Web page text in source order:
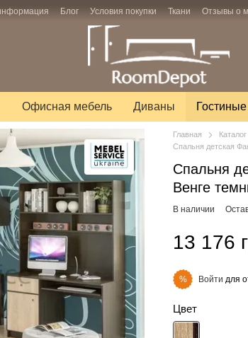
Блог Условия покупки Ткани Отзывы о
Офисная мебель Диваны
Главная Каталог
Спальня детская
Спальня
Венге
В наличии
13 176
% Войти для
Цвет